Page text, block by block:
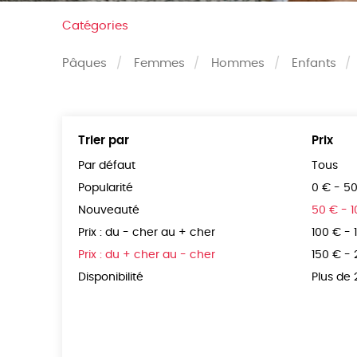
Catégories
Pâques Femmes Hommes Enfants
Trier par
Par défaut
Popularité
Nouveauté
Prix : du - cher au + cher
Prix : du + cher au - cher
Disponibilité
Prix
Tous
0 € -
50 € -
100 € -
150 € -
Plus de